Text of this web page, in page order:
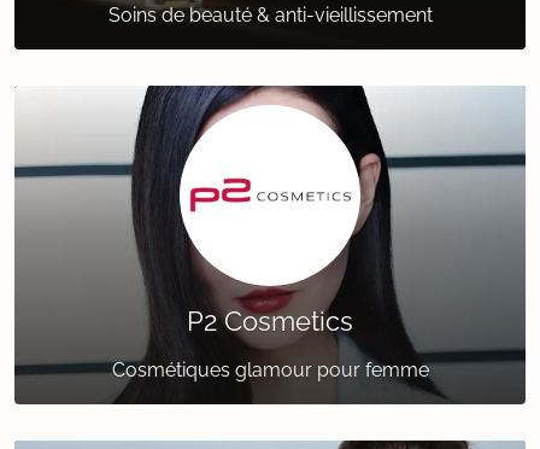
Soins de beauté & anti-vieillissement
P2 Cosmetics
Cosmétiques glamour pour femme